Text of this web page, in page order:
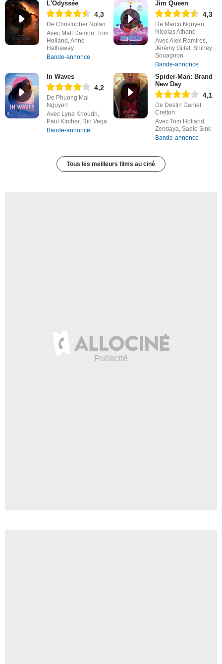
L'Odyssée
4,3
De Christopher Nolan
Avec Matt Damon, Tom
Holland, Anne
Hathaway
Bande-annonce
Jim Queen
4,3
De Marco Nguyen,
Nicolas Athane
Avec Alex Ramires,
Jérémy Gillet, Shirley
Souagnon
Bande-annonce
In Waves
4,2
De Phuong Mai
Nguyen
Avec Lyna Khoudri,
Paul Kircher, Rio Vega
Bande-annonce
Spider-Man: Brand
New Day
4,1
De Destin Daniel
Cretton
Avec Tom Holland,
Zendaya, Sadie Sink
Bande-annonce
Tous les meilleurs films au ciné